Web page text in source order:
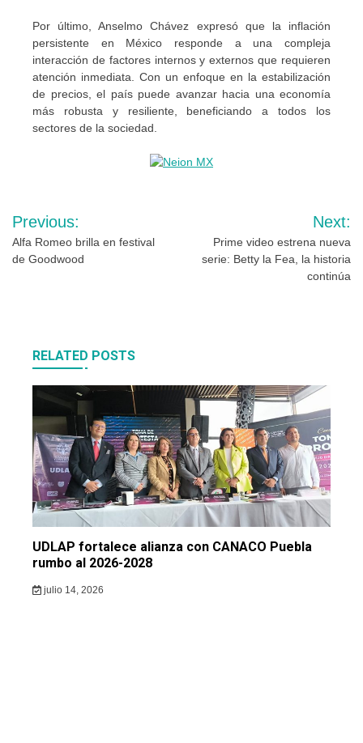
Por último, Anselmo Chávez expresó que la inflación
persistente en México responde a una compleja
interacción de factores internos y externos que requieren
atención inmediata. Con un enfoque en la estabilización
de precios, el país puede avanzar hacia una economía
más robusta y resiliente, beneficiando a todos los
sectores de la sociedad.
Navegación
de
Previous:
Alfa Romeo brilla en festival
de Goodwood
Next:
Prime video estrena nueva
serie: Betty la Fea, la historia
continúa
RELATED POSTS
UDLAP fortalece alianza con CANACO Puebla
rumbo al 2026-2028
julio 14, 2026